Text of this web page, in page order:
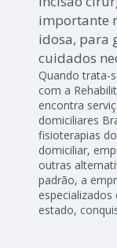
importante
idosa, para
cuidados
Quando trata-
com a
encontra
domiciliares
fisioterapias
domiciliar,
outras
padrão, a
estado,